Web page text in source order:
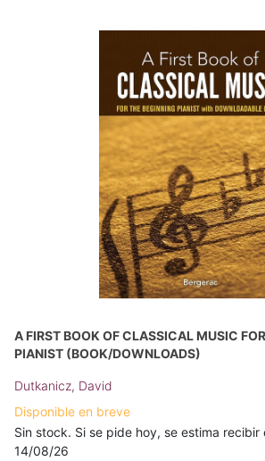
A FIRST BOOK OF CLASSICAL MUSIC
PIANIST (BOOK/DOWNLOADS)
Dutkanicz, David
Disponible en breve
Sin stock. Si se pide hoy, se estima recibir
14/08/26